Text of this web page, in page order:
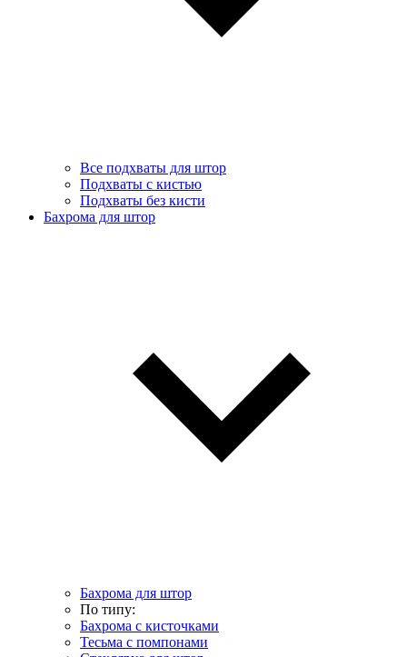
Все подхваты для штор
Подхваты с кистью
Подхваты без кисти
Бахрома для штор
Бахрома для штор
По типу:
Бахрома с кисточками
Тесьма с помпонами